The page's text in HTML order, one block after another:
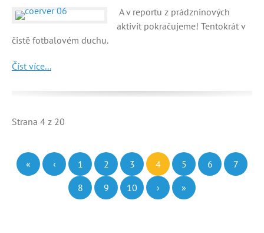
A v reportu z prádzninových
aktivit pokračujeme! Tentokrát v
čistě fotbalovém duchu.
Číst více...
Strana 4 z 20
« ‹ 1 2 3 4 5 6
7
8
9 10 › »